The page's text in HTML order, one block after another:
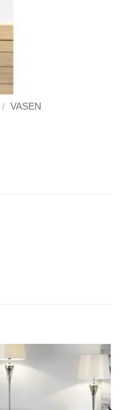
/ VASEN